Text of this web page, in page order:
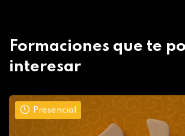
Formaciones que te
interesar
Presencial